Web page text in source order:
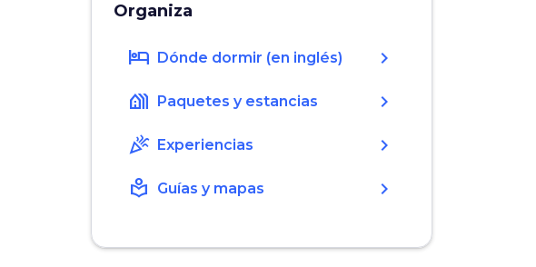
Organiza
hotel Dónde dormir (en inglés) chevron_right
holiday_village Paquetes y estancias chevron_right
celebration Experiencias chevron_right
local_library Guías y mapas chevron_right